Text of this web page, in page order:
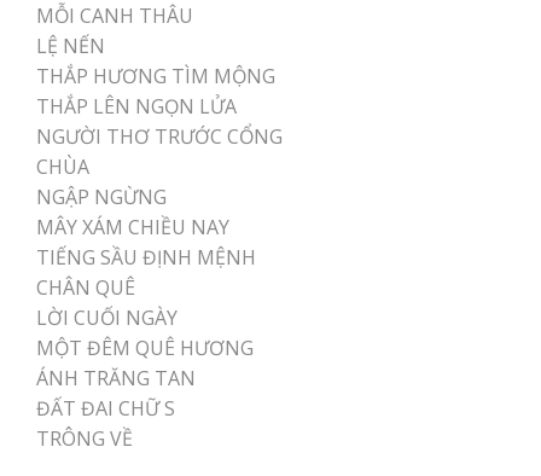
MỖI CANH THÂU
LỆ NẾN
THẮP HƯƠNG TÌM MỘNG
THẮP LÊN NGỌN LỬA
NGƯỜI THƠ TRƯỚC CỔNG
CHÙA
NGẬP NGỪNG
MÂY XÁM CHIỀU NAY
TIẾNG SẦU ĐỊNH MỆNH
CHÂN QUÊ
LỜI CUỐI NGÀY
MỘT ĐÊM QUÊ HƯƠNG
ÁNH TRĂNG TAN
ĐẤT ĐAI CHỮ S
TRÔNG VỀ